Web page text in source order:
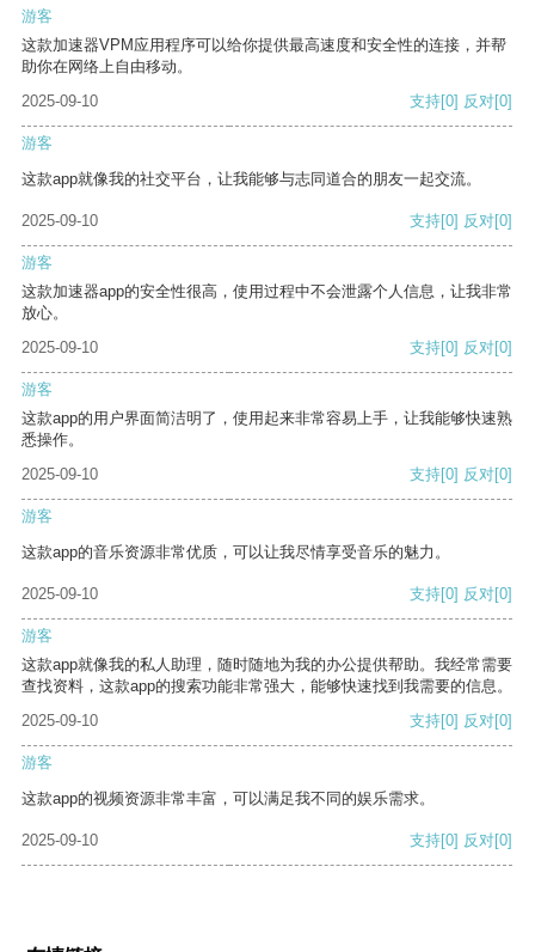
游客
这款加速器VPM应用程序可以给你提供最高速度和安全性的连接，并帮
助你在网络上自由移动。
2025-09-10
支持[0] 反对[0]
游客
这款app就像我的社交平台，让我能够与志同道合的朋友一起交流。
2025-09-10 支持[0] 反对[0]
游客
这款加速器app的安全性很高，使用过程中不会泄露个人信息，让我非常
放心。
2025-09-10
支持[0] 反对[0]
游客
这款app的用户界面简洁明了，使用起来非常容易上手，让我能够快速熟
悉操作。
2025-09-10
支持[0] 反对[0]
游客
这款app的音乐资源非常优质，可以让我尽情享受音乐的魅力。
2025-09-10 支持[0] 反对[0]
游客
这款app就像我的私人助理，随时随地为我的办公提供帮助。我经常需要
查找资料，这款app的搜索功能非常强大，能够快速找到我需要的信息。
2025-09-10
支持[0] 反对[0]
游客
这款app的视频资源非常丰富，可以满足我不同的娱乐需求。
2025-09-10 支持[0] 反对[0]